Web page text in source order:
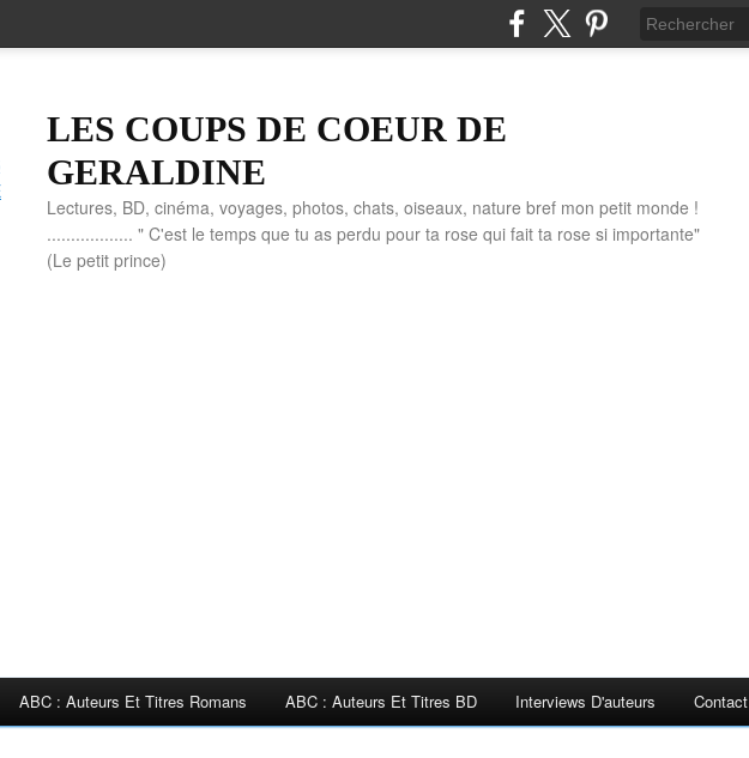
LES COUPS DE COEUR DE
GERALDINE
Lectures, BD, cinéma, voyages, photos, chats, oiseaux, nature bref mon petit monde !
.................. " C'est le temps que tu as perdu pour ta rose qui fait ta rose si importante"
(Le petit prince)
ABC : Auteurs Et Titres Romans ABC : Auteurs Et Titres BD Interviews D'auteurs Contact